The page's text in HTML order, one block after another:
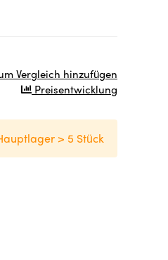
Vergleich hinzufügen
Preisentwicklung
> 5 Stück